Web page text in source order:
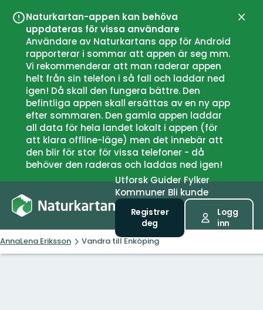
Naturkartan-appen kan behöva
uppdateras för vissa användare
Användare av Naturkartans app för Android
rapporterar i sommar att appen är seg mm.
Vi rekommenderar att man raderar appen
helt från sin telefon i så fall och laddar ned
igen! Då skall den fungera bättre. Den
befintliga appen skall ersättas av en ny app
efter sommaren. Den gamla appen laddar
all data för hela landet lokalt i appen (för
att klara offline-läge) men det innebär att
den blir för stor för vissa telefoner - då
behöver den raderas och laddas ned igen!
Lukk
UtforskGuiderFylker
Kommuner Bli kunde
Registrer
deg
Logg
inn
AnnaLena Eriksson Vandra till Enköping